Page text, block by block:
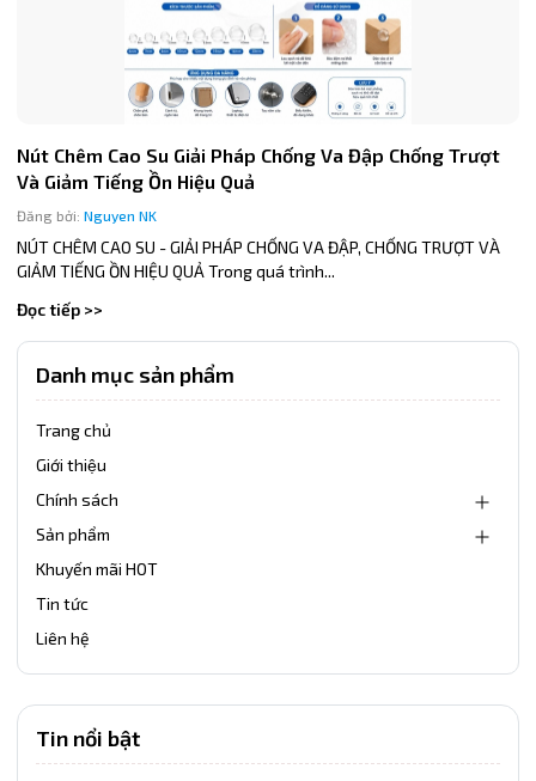
Nút Chêm Cao Su Giải Pháp Chống Va Đập Chống Trượt
Và Giảm Tiếng Ồn Hiệu Quả
Đăng bởi: Nguyen NK
NÚT CHÊM CAO SU - GIẢI PHÁP CHỐNG VA ĐẬP, CHỐNG TRƯỢT VÀ
GIẢM TIẾNG ỒN HIỆU QUẢ Trong quá trình...
Đọc tiếp >>
Danh mục sản phẩm
Trang chủ
Giới thiệu
Chính sách
Sản phẩm
Khuyến mãi HOT
Tin tức
Liên hệ
Tin nổi bật